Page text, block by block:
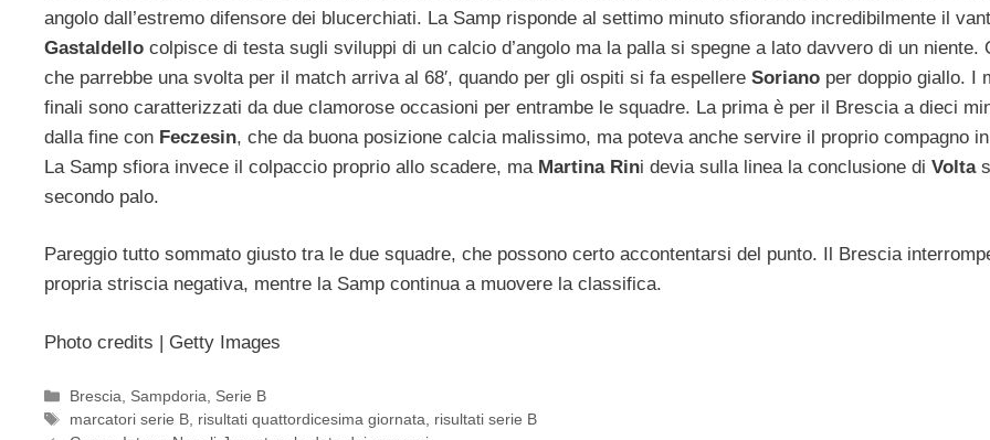
angolo dall’estremo difensore dei blucerchiati. La Samp risponde al settimo minuto sfiorando incredibilmente il
Gastaldello colpisce di testa sugli sviluppi di un calcio d’angolo ma la palla si spegne a lato davvero di un niente.
che parrebbe una svolta per il match arriva al 68′, quando per gli ospiti si fa espellere Soriano per doppio giallo. I
finali sono caratterizzati da due clamorose occasioni per entrambe le squadre. La prima è per il Brescia a dieci
dalla fine con Feczesin, che da buona posizione calcia malissimo, ma poteva anche servire il proprio compagno
La Samp sfiora invece il colpaccio proprio allo scadere, ma Martina Rini devia sulla linea la conclusione di Volta
secondo palo.
Pareggio tutto sommato giusto tra le due squadre, che possono certo accontentarsi del punto. Il Brescia
propria striscia negativa, mentre la Samp continua a muovere la classifica.
Photo credits | Getty Images
Categorie
Brescia, Sampdoria, Serie B
Tag
marcatori serie B, risultati quattordicesima giornata, risultati serie B